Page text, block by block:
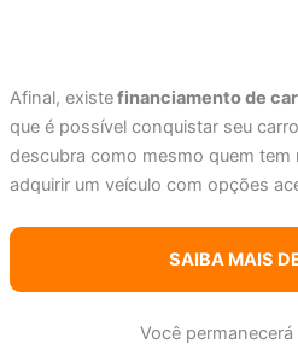
Afinal, existefinanciamento de
que é possível conquistar seu
descubra como mesmo quem
adquirir um veículo com opções
SAIBA MAIS
Você